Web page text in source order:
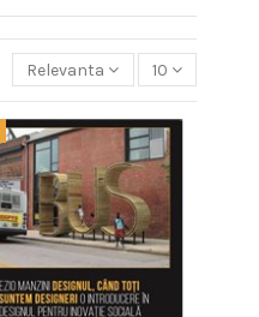
Relevanta 10